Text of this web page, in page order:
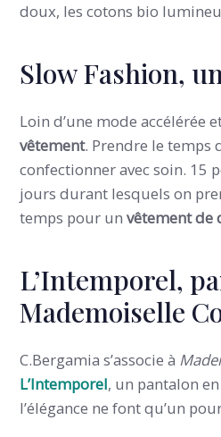
doux, les cotons bio
Slow Fashion,
Loin d’une mode accélérée
vêtement. Prendre le temps
confectionner avec soin. 15
jours durant lesquels on
temps pour un vêtement de
L’Intemporel,
Mademoiselle
C.Bergamia s’associe à
L’Intemporel, un pantalon
l’élégance ne font qu’un